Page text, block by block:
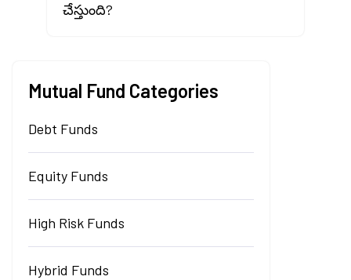
చేస్తుంది?
Mutual Fund Categories
Debt Funds
Equity Funds
High Risk Funds
Hybrid Funds